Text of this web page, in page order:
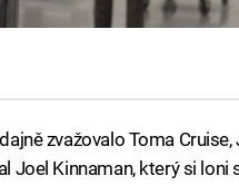
zvažovalo Toma
Joel Kinnaman, který si loni